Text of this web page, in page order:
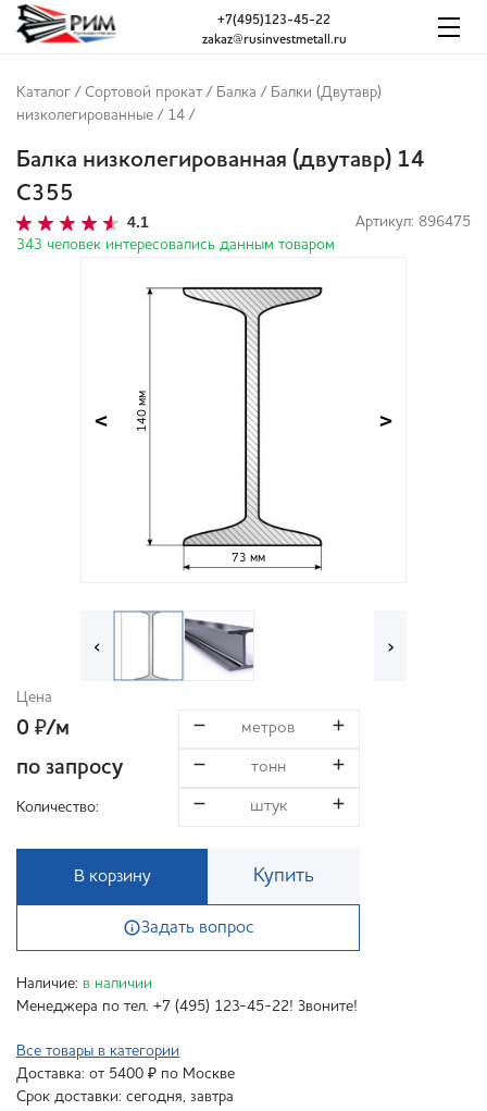
zakaz@rusinvestmetall.ru
+7(495)123-45-22
Каталог / Сортовой прокат / Балка / Балки (Двутавр)
низколегированные / 14 /
Балка низколегированная (двутавр) 14
С355
4.1
Артикул: 896475
343 человек интересовались данным товаром
73 мм
140 мм
< >
‹ ›
Цена
0 ₽/м
по запросу
Количество:
В корзину Купить
Задать вопрос
Наличие: в наличии
Менеджера по тел. +7 (495) 123-45-22! Звоните!
Все товары в категории
Доставка: от 5400 ₽ по Москве
Срок доставки: сегодня, завтра